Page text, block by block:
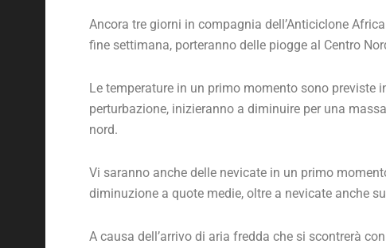
Ancora tre giorni in compagnia dell’Anticiclone
fine settimana, porteranno delle piogge al Centro
Le temperature in un primo momento sono previste
perturbazione, inizieranno a diminuire per una
nord.
Vi saranno anche delle nevicate in un primo
diminuzione a quote medie, oltre a nevicate anche
A causa dell’arrivo di aria fredda che si scontrerà